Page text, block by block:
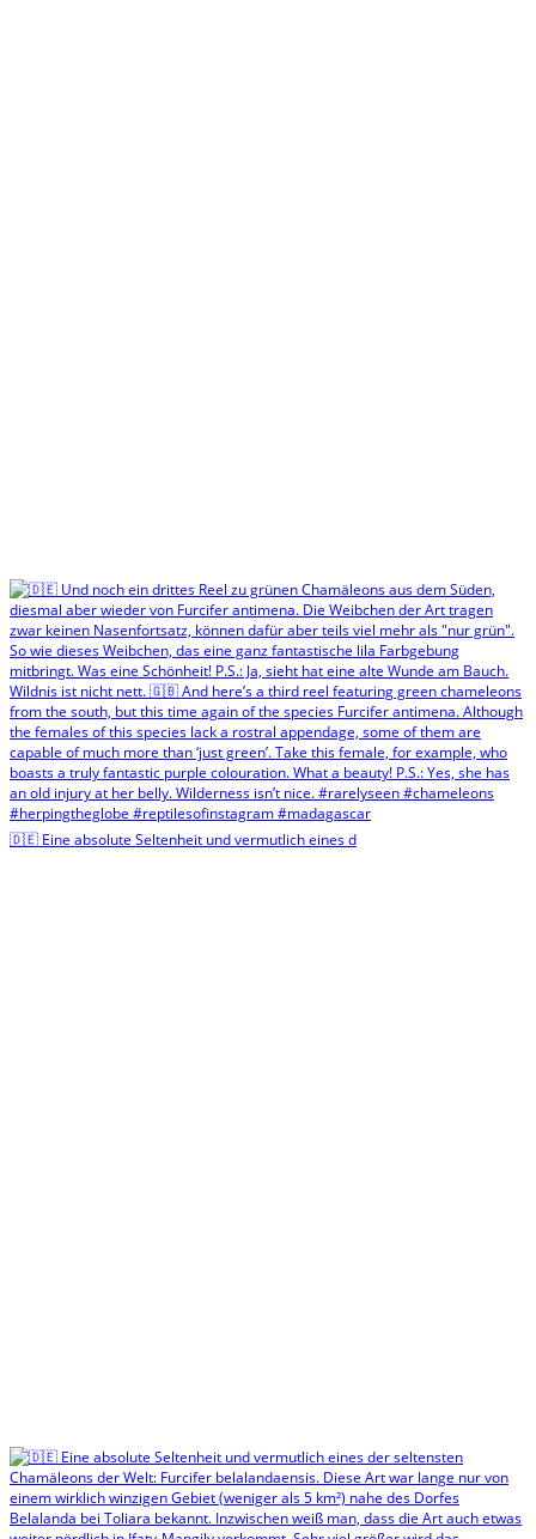
🇩🇪 Eine absolute Seltenheit und vermutlich eines d